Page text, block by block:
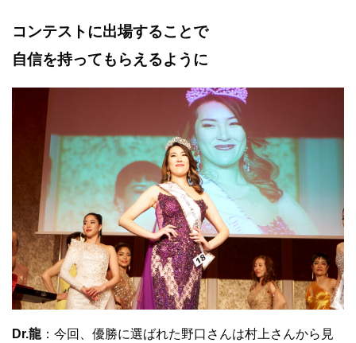
コンテストに出場することで
自信を持ってもらえるように
Dr.龍：今回、優勝に選ばれた野口さんは村上さんから見